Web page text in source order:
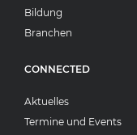
Bildung
Branchen
CONNECTED
Aktuelles
Termine und Events